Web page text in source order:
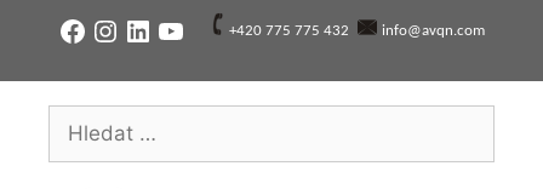
FacebookInstagramLinkedInYouTube +420 775 775 432 info@avqn.com